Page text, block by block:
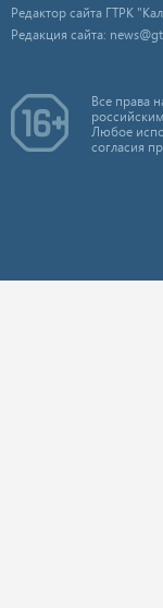
Редактор сайта ГТРК
Редакция сайта:
Все права
Любое
согласия